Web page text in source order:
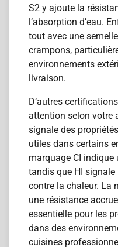
S2 y ajoute la
l’absorption d’eau.
tout avec une
crampons,
environnements
livraison.
D’autres
attention selon votre
signale des
utiles dans certains
marquage CI
tandis que HI
contre la chaleur. La
une résistance
essentielle pour les
dans des
cuisines